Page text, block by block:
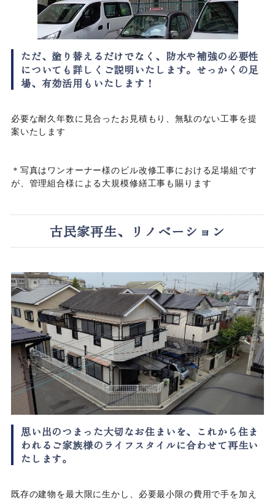
ただ、塗り替えるだけでなく、防水や補強の必要性
についても詳しくご説明いたします。せっかくの足
場、有効活用もいたします！
必要な耐久年数に見合ったお見積もり、無駄のない工事を提
案いたします
＊写真はワンオーナー様のビル改修工事における足場組です
が、管理組合様による大規模修繕工事も賜ります
古民家再生、リノベーション
思い出のつまった大切なお住まいを、これから住ま
われるご家族様のライフスタイルに合わせて再生い
たします。
既存の建物を最大限に生かし、必要最小限の費用で手を加え